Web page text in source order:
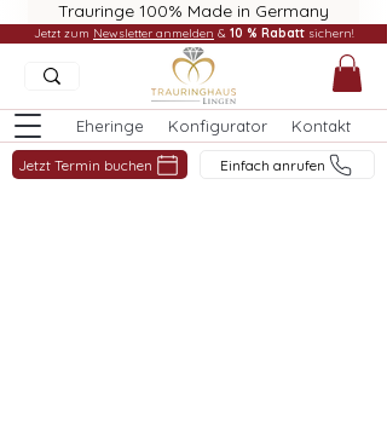
Trauringe 100% Made in Germany
Eheringe Konfigurator Kontakt
Jetzt Termin buchen Einfach anrufen
Jetzt zum Newsletter anmelden & 10 % Rabatt sichern!